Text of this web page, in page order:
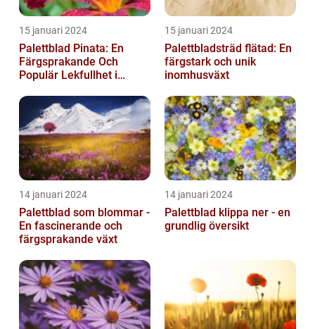
15 januari 2024
Palettblad Pinata: En
Färgsprakande Och
Populär Lekfullhet i
15 januari 2024
Palettbladsträd flätad: En
färgstark och unik
inomhusväxt
14 januari 2024
Palettblad som blommar -
En fascinerande och
färgsprakande växt
14 januari 2024
Palettblad klippa ner - en
grundlig översikt